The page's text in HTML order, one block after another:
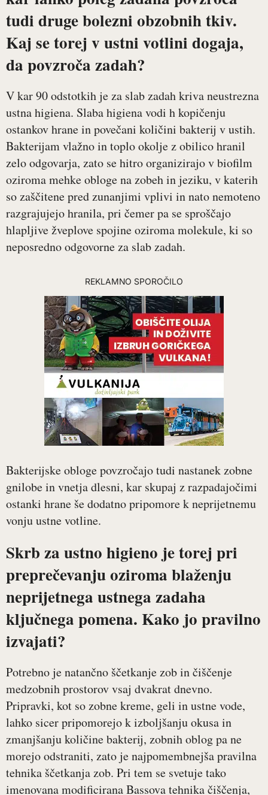
tudi druge bolezni obzobnih tkiv.
Kaj se torej v ustni votlini dogaja,
da povzroča zadah?
V kar 90 odstotkih je za slab zadah kriva neustrezna
ustna higiena. Slaba higiena vodi h kopičenju
ostankov hrane in povečani količini bakterij v ustih.
Bakterijam vlažno in toplo okolje z obilico hranil
zelo odgovarja, zato se hitro organizirajo v biofilm
oziroma mehke obloge na zobeh in jeziku, v katerih
so zaščitene pred zunanjimi vplivi in nato nemoteno
razgrajujejo hranila, pri čemer pa se sproščajo
hlapljive žveplove spojine oziroma molekule, ki so
neposredno odgovorne za slab zadah.
REKLAMNO SPOROČILO
Bakterijske obloge povzročajo tudi nastanek zobne
gnilobe in vnetja dlesni, kar skupaj z razpadajočimi
ostanki hrane še dodatno pripomore k neprijetnemu
vonju ustne votline.
Skrb za ustno higieno je torej pri
preprečevanju oziroma blaženju
neprijetnega ustnega zadaha
ključnega pomena. Kako jo pravilno
izvajati?
Potrebno je natančno ščetkanje zob in čiščenje
medzobnih prostorov vsaj dvakrat dnevno.
Pripravki, kot so zobne kreme, geli in ustne vode,
lahko sicer pripomorejo k izboljšanju okusa in
zmanjšanju količine bakterij, zobnih oblog pa ne
morejo odstraniti, zato je najpomembnejša pravilna
tehnika ščetkanja zob. Pri tem se svetuje tako
imenovana modificirana Bassova tehnika čiščenja,